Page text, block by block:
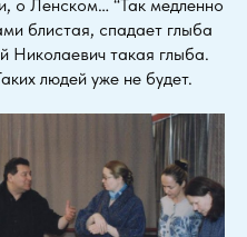
о Ленском… “Так медленно
блистая, спадает глыба
Николаевич такая глыба.
людей уже не будет.